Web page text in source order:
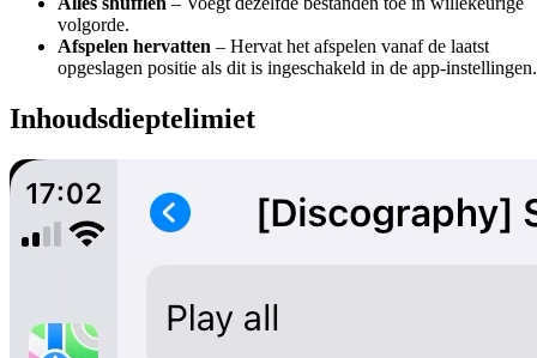
volgorde.
Afspelen hervatten – Hervat het afspelen vanaf de laatst
opgeslagen positie als dit is ingeschakeld in de app-instellingen.
Inhoudsdieptelimiet